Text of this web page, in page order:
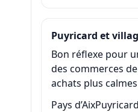
Puyricard et
Bon réflexe pour
des commerces
achats plus
Pays d’AixPuyricard